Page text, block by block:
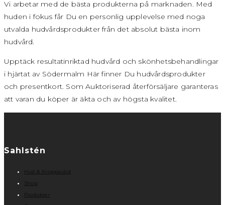
Vi arbetar med de bästa produkterna på marknaden. Med
huden i fokus får Du en personlig upplevelse med noga
utvalda hudvårdsprodukter från det absolut bästa inom
hudvård.
Upptäck resultatinriktad hudvård och skönhetsbehandlingar
i hjärtat av Södermalm Här finner Du hudvårdsprodukter
och presentkort. Som Auktoriserad återförsäljare garanteras
att varan du köper är äkta och av högsta kvalitet.
Sahlstén
Hud & Kroppsvård
Shop
Produkter